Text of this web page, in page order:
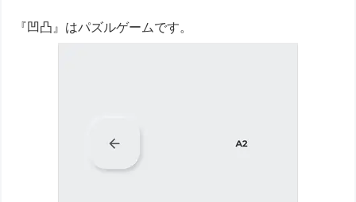
『凹凸』はパズルゲームです。